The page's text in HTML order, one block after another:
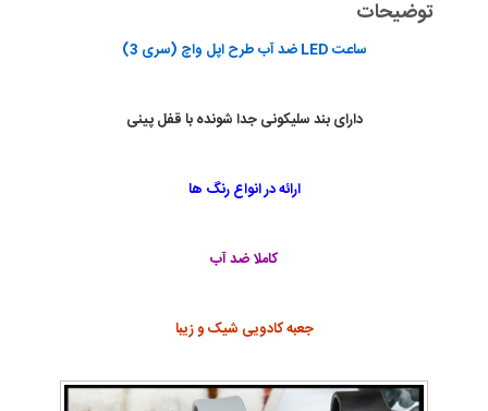
توضیحات
ساعت LED ضد آب طرح اپل واچ (سری 3)
دارای بند سلیکونی جدا شونده با قفل پینی
ارائه در انواع رنگ ها
کاملا ضد آب
جعبه کادویی شیک و زیبا